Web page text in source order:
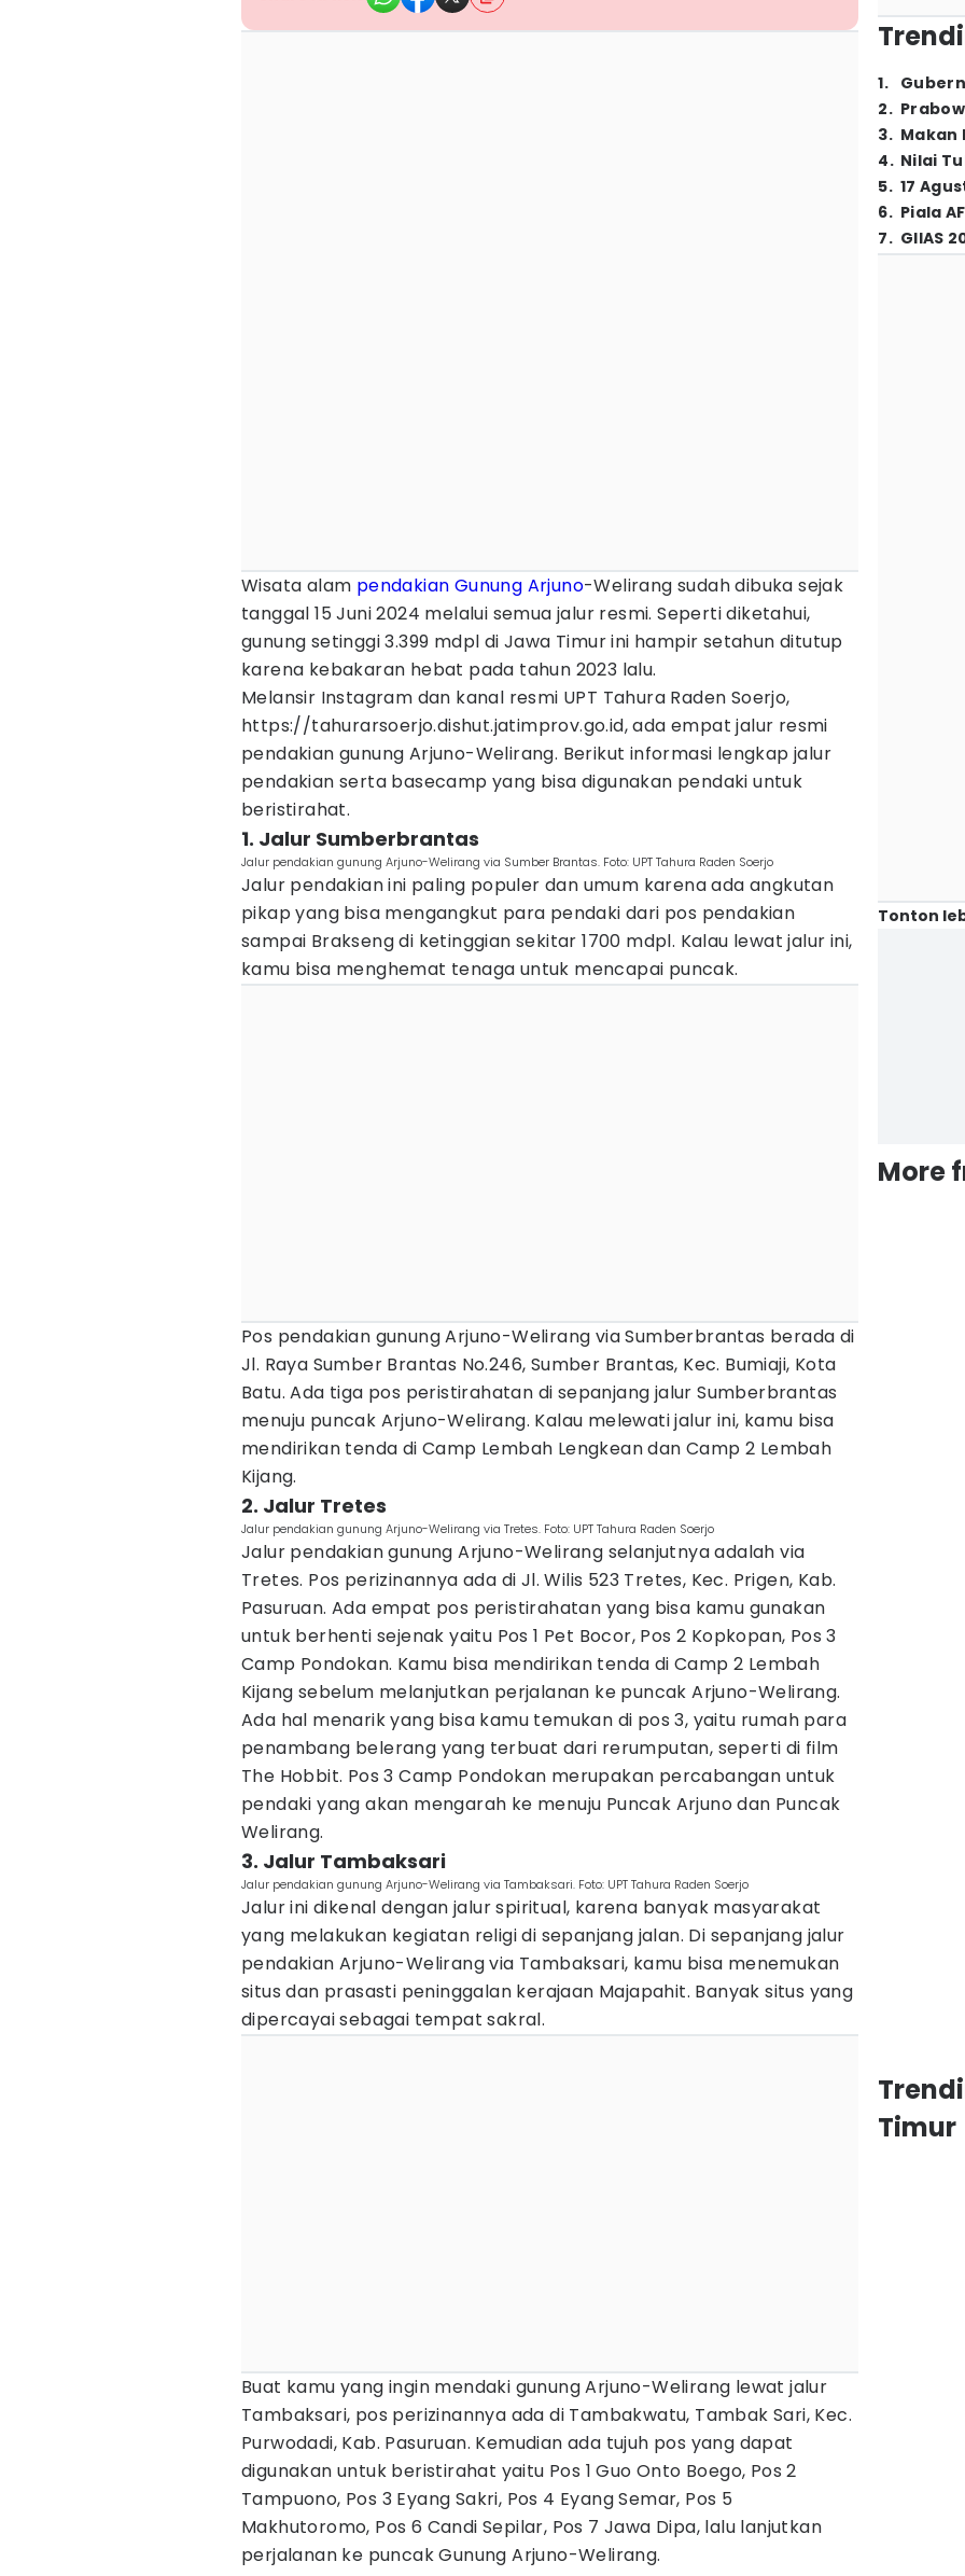
Wisata alam pendakian Gunung Arjuno-Welirang sudah dibuka sejak
tanggal 15 Juni 2024 melalui semua jalur resmi. Seperti diketahui,
gunung setinggi 3.399 mdpl di Jawa Timur ini hampir setahun ditutup
karena kebakaran hebat pada tahun 2023 lalu.
Melansir Instagram dan kanal resmi UPT Tahura Raden Soerjo,
https://tahurarsoerjo.dishut.jatimprov.go.id, ada empat jalur resmi
pendakian gunung Arjuno-Welirang. Berikut informasi lengkap jalur
pendakian serta basecamp yang bisa digunakan pendaki untuk
beristirahat.
1. Jalur Sumberbrantas
Jalur pendakian gunung Arjuno-Welirang via Sumber Brantas. Foto: UPT Tahura Raden Soerjo
Jalur pendakian ini paling populer dan umum karena ada angkutan
pikap yang bisa mengangkut para pendaki dari pos pendakian
sampai Brakseng di ketinggian sekitar 1700 mdpl. Kalau lewat jalur ini,
kamu bisa menghemat tenaga untuk mencapai puncak.
Pos pendakian gunung Arjuno-Welirang via Sumberbrantas berada di
Jl. Raya Sumber Brantas No.246, Sumber Brantas, Kec. Bumiaji, Kota
Batu. Ada tiga pos peristirahatan di sepanjang jalur Sumberbrantas
menuju puncak Arjuno-Welirang. Kalau melewati jalur ini, kamu bisa
mendirikan tenda di Camp Lembah Lengkean dan Camp 2 Lembah
Kijang.
2. Jalur Tretes
Jalur pendakian gunung Arjuno-Welirang via Tretes. Foto: UPT Tahura Raden Soerjo
Jalur pendakian gunung Arjuno-Welirang selanjutnya adalah via
Tretes. Pos perizinannya ada di Jl. Wilis 523 Tretes, Kec. Prigen, Kab.
Pasuruan. Ada empat pos peristirahatan yang bisa kamu gunakan
untuk berhenti sejenak yaitu Pos 1 Pet Bocor, Pos 2 Kopkopan, Pos 3
Camp Pondokan. Kamu bisa mendirikan tenda di Camp 2 Lembah
Kijang sebelum melanjutkan perjalanan ke puncak Arjuno-Welirang.
Ada hal menarik yang bisa kamu temukan di pos 3, yaitu rumah para
penambang belerang yang terbuat dari rerumputan, seperti di film
The Hobbit. Pos 3 Camp Pondokan merupakan percabangan untuk
pendaki yang akan mengarah ke menuju Puncak Arjuno dan Puncak
Welirang.
3. Jalur Tambaksari
Jalur pendakian gunung Arjuno-Welirang via Tambaksari. Foto: UPT Tahura Raden Soerjo
Jalur ini dikenal dengan jalur spiritual, karena banyak masyarakat
yang melakukan kegiatan religi di sepanjang jalan. Di sepanjang jalur
pendakian Arjuno-Welirang via Tambaksari, kamu bisa menemukan
situs dan prasasti peninggalan kerajaan Majapahit. Banyak situs yang
dipercayai sebagai tempat sakral.
Buat kamu yang ingin mendaki gunung Arjuno-Welirang lewat jalur
Tambaksari, pos perizinannya ada di Tambakwatu, Tambak Sari, Kec.
Purwodadi, Kab. Pasuruan. Kemudian ada tujuh pos yang dapat
digunakan untuk beristirahat yaitu Pos 1 Guo Onto Boego, Pos 2
Tampuono, Pos 3 Eyang Sakri, Pos 4 Eyang Semar, Pos 5
Makhutoromo, Pos 6 Candi Sepilar, Pos 7 Jawa Dipa, lalu lanjutkan
perjalanan ke puncak Gunung Arjuno-Welirang.
1.
2.
3. Makan
4. Nilai
5. 17
6. Piala
7. GIIAS
Tonton
More
Timur